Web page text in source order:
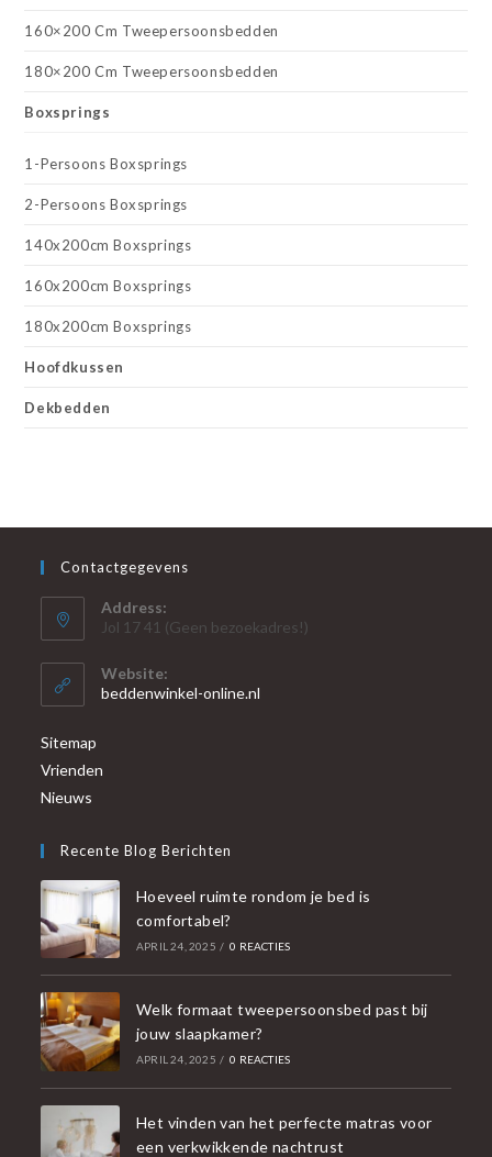
160×200 Cm Tweepersoonsbedden
180×200 Cm Tweepersoonsbedden
Boxsprings
1-Persoons Boxsprings
2-Persoons Boxsprings
140x200cm Boxsprings
160x200cm Boxsprings
180x200cm Boxsprings
Hoofdkussen
Dekbedden
Contactgegevens
Address:
Jol 17 41 (Geen bezoekadres!)
Website:
beddenwinkel-online.nl
Sitemap
Vrienden
Nieuws
Recente Blog Berichten
Hoeveel ruimte rondom je bed is
comfortabel?
APRIL 24, 2025 / 0 REACTIES
Welk formaat tweepersoonsbed past bij
jouw slaapkamer?
APRIL 24, 2025 / 0 REACTIES
Het vinden van het perfecte matras voor
een verkwikkende nachtrust